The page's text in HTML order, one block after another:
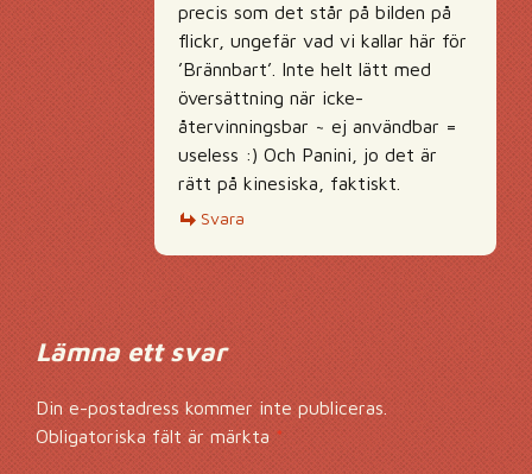
precis som det står på bilden på
flickr, ungefär vad vi kallar här för
’Brännbart’. Inte helt lätt med
översättning när icke-
återvinningsbar ~ ej användbar =
useless :) Och Panini, jo det är
rätt på kinesiska, faktiskt.
Svara
Lämna ett svar
Din e-postadress kommer inte publiceras.
Obligatoriska fält är märkta*